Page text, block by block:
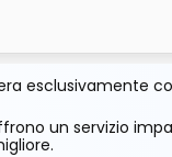
esclusivamente
un servizio